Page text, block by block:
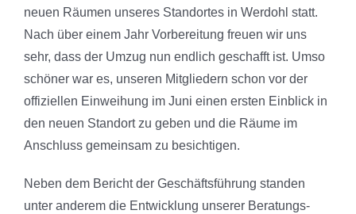
neuen Räumen unseres Standortes in Werdohl statt.
Nach über einem Jahr Vorbereitung freuen wir uns
sehr, dass der Umzug nun endlich geschafft ist. Umso
schöner war es, unseren Mitgliedern schon vor der
offiziellen Einweihung im Juni einen ersten Einblick in
den neuen Standort zu geben und die Räume im
Anschluss gemeinsam zu besichtigen.
Neben dem Bericht der Geschäftsführung standen
unter anderem die Entwicklung unserer Beratungs-